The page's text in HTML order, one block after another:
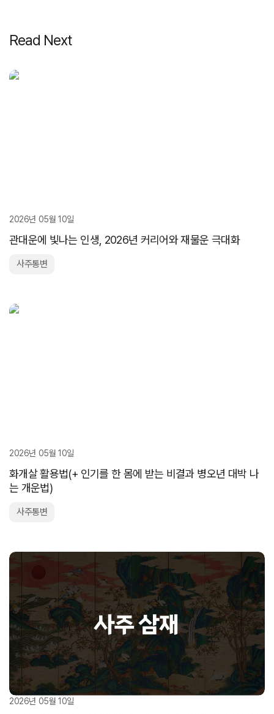
Read Next
2026년 05월 10일
관대운에 빛나는 인생, 2026년 커리어와 재물운 극대화
사주통변
2026년 05월 10일
화개살 활용법(+ 인기를 한 몸에 받는 비결과 병오년 대박 나
는 개운법)
사주통변
2026년 05월 10일